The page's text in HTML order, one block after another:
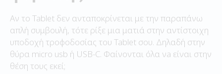
Αν το Tablet δεν ανταποκρίνεται με την παραπάνω
απλή συμβουλή, τότε ρίξε μια ματιά στην αντίστοιχη
υποδοχή τροφοδοσίας του Tablet σου. Δηλαδή στην
θύρα micro usb ή USB-C. Φαίνονται όλα νa είναι στην
θέση τους εκεί;